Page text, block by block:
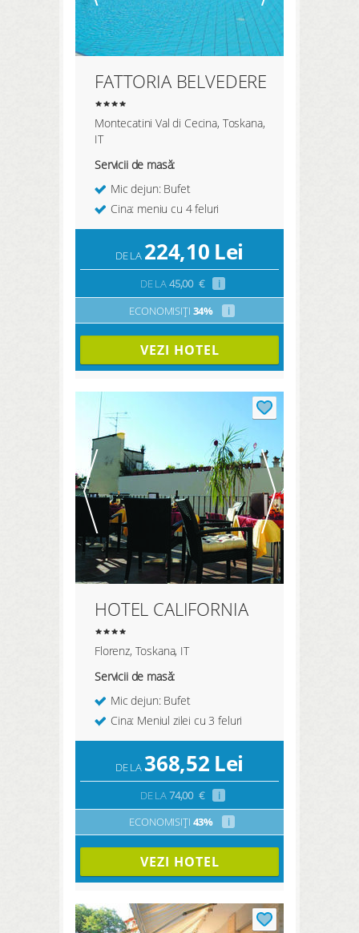
FATTORIA BELVEDERE
Montecatini Val di Cecina, Toskana,
IT
Servicii de masă:
Mic dejun: Bufet
Cina: meniu cu 4 feluri
DE LA 224,10 Lei
DE LA45,00 €
i
ECONOMISIȚI 34% i
VEZI HOTEL
HOTEL CALIFORNIA
Florenz, Toskana, IT
Servicii de masă:
Mic dejun: Bufet
Cina: Meniul zilei cu 3 feluri
DE LA 368,52 Lei
DE LA74,00 €
i
ECONOMISIȚI 43% i
VEZI HOTEL